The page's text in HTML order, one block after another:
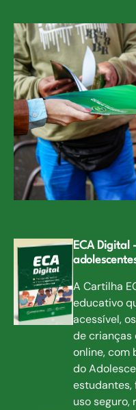
ECA Digital
A Cartilha
educativo
acessível,
de crianças
online, com
do
estudantes,
uso seguro,